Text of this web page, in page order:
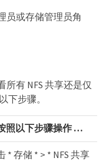
员或存储管理员角
有 NFS 共享还是仅
下步骤。
照以下步骤操作 …​
* 存储 * > * NFS 共享